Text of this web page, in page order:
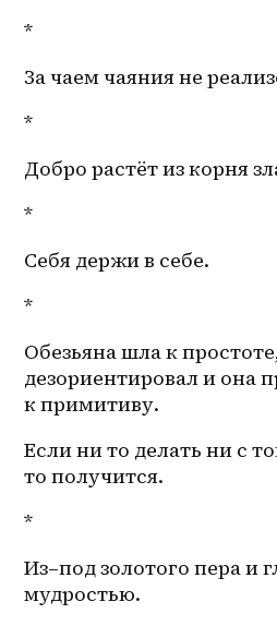
*
За чаем чаяния не
*
Добро растёт из корня
*
Себя держи в себе.
*
Обезьяна шла к
дезориентировал и она
к примитиву.
Если ни то делать ни с
то получится.
*
Из–под золотого пера и
мудростью.